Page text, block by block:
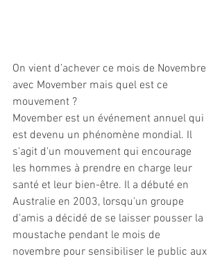
On vient d’achever ce mois de Novembre
avec Movember mais quel est ce
mouvement ?
Movember est un événement annuel qui
est devenu un phénomène mondial. Il
s'agit d'un mouvement qui encourage
les hommes à prendre en charge leur
santé et leur bien-être. Il a débuté en
Australie en 2003, lorsqu'un groupe
d'amis a décidé de se laisser pousser la
moustache pendant le mois de
novembre pour sensibiliser le public aux